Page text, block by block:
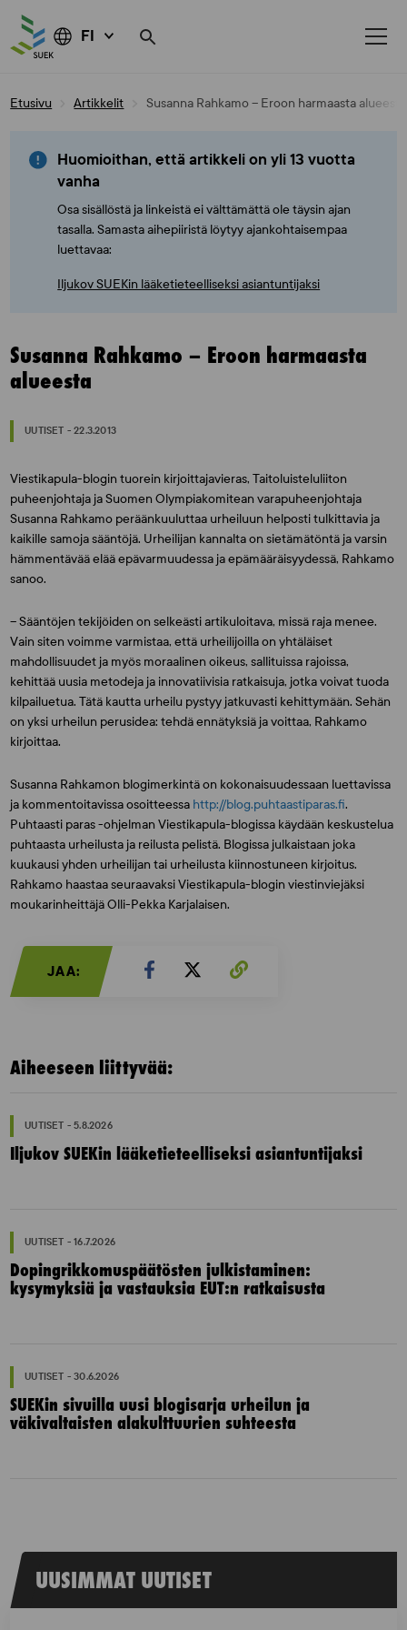
FI
Etusivu Artikkelit Susanna Rahkamo – Eroon harmaasta alueesta
Huomioithan, että artikkeli on yli 13 vuotta
vanha
Osa sisällöstä ja linkeistä ei välttämättä ole täysin ajan
tasalla. Samasta aihepiiristä löytyy ajankohtaisempaa
luettavaa:
Iljukov SUEKin lääketieteelliseksi asiantuntijaksi
Susanna Rahkamo – Eroon harmaasta
alueesta
UUTISET - 22.3.2013
Viestikapula-blogin tuorein kirjoittajavieras, Taitoluisteluliiton
puheenjohtaja ja Suomen Olympiakomitean varapuheenjohtaja
Susanna Rahkamo peräänkuuluttaa urheiluun helposti tulkittavia ja
kaikille samoja sääntöjä. Urheilijan kannalta on sietämätöntä ja varsin
hämmentävää elää epävarmuudessa ja epämääräisyydessä, Rahkamo
sanoo.
– Sääntöjen tekijöiden on selkeästi artikuloitava, missä raja menee.
Vain siten voimme varmistaa, että urheilijoilla on yhtäläiset
mahdollisuudet ja myös moraalinen oikeus, sallituissa rajoissa,
kehittää uusia metodeja ja innovatiivisia ratkaisuja, jotka voivat tuoda
kilpailuetua. Tätä kautta urheilu pystyy jatkuvasti kehittymään. Sehän
on yksi urheilun perusidea: tehdä ennätyksiä ja voittaa, Rahkamo
kirjoittaa.
Susanna Rahkamon blogimerkintä on kokonaisuudessaan luettavissa
ja kommentoitavissa osoitteessa http://blog.puhtaastiparas.fi.
Puhtaasti paras -ohjelman Viestikapula-blogissa käydään keskustelua
puhtaasta urheilusta ja reilusta pelistä. Blogissa julkaistaan joka
kuukausi yhden urheilijan tai urheilusta kiinnostuneen kirjoitus.
Rahkamo haastaa seuraavaksi Viestikapula-blogin viestinviejäksi
moukarinheittäjä Olli-Pekka Karjalaisen.
JAA:
Aiheeseen liittyvää:
UUTISET - 5.8.2026
Iljukov SUEKin lääketieteelliseksi asiantuntijaksi
UUTISET - 16.7.2026
Dopingrikkomuspäätösten julkistaminen:
kysymyksiä ja vastauksia EUT:n ratkaisusta
UUTISET - 30.6.2026
SUEKin sivuilla uusi blogisarja urheilun ja
väkivaltaisten alakulttuurien suhteesta
UUSIMMAT UUTISET